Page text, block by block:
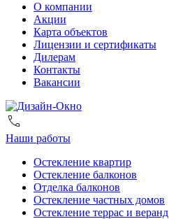
О компании
Акции
Карта объектов
Лицензии и сертификаты
Дилерам
Контакты
Вакансии
Наши работы
Остекление квартир
Остекление балконов
Отделка балконов
Остекление частных домов
Остекление террас и веранд